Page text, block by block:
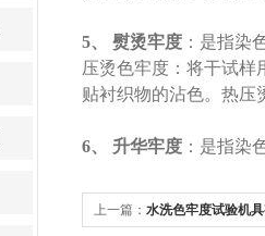
5、 熨烫牢度 ：是指染
压烫色牢度：将干试样
贴衬织物的沾色。热压
6、 升华牢度 ：是指染
上一篇： 水洗色牢度试验机